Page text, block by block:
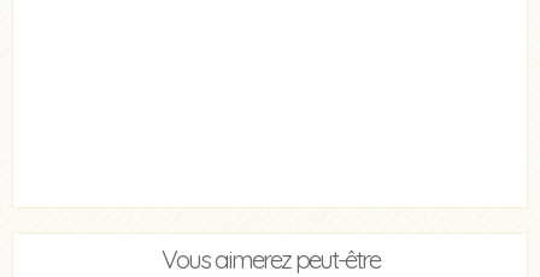
Vous aimerez peut-être